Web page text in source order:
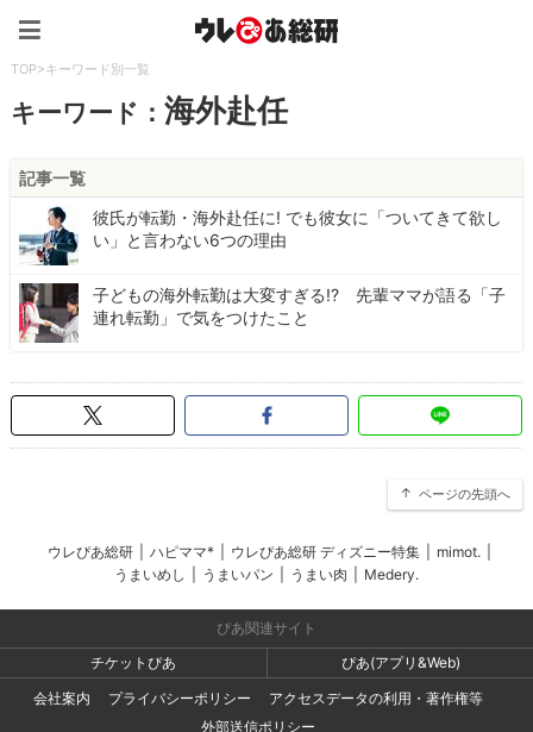
TOP>キーワード別一覧
キーワード：海外赴任
記事一覧
彼氏が転勤・海外赴任に! でも彼女に「ついてきて欲し
い」と言わない6つの理由
子どもの海外転勤は大変すぎる!? 先輩ママが語る「子
連れ転勤」で気をつけたこと
ページの先頭へ
ウレぴあ総研 ハピママ* ウレぴあ総研 ディズニー特集 mimot.
うまいめし
うまいパン うまい肉 Medery.
ぴあ関連サイト
チケットぴあ
ぴあ(アプリ&Web)
会社案内
プライバシーポリシー
アクセスデータの利用・著作権等
外部送信ポリシー